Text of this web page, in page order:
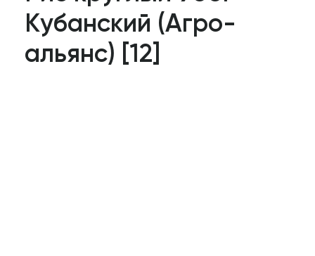
Кубанский (Агро-
альянс) [12]